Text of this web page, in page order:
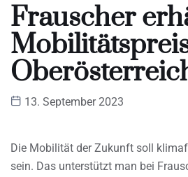
Frauscher
13. September 2023
Die Mobilität der Zukunft soll
sein. Das unterstützt man bei